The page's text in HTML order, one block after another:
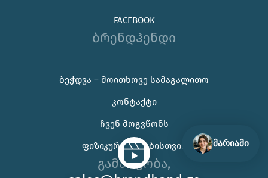
FACEBOOK
ბრენდჰენდი
ᲑᲔᲭᲓᲕᲐ – ᲛᲝᲘᲗᲮᲝᲕᲔ ᲡᲐᲛᲐᲒᲐᲚᲘᲗᲝ
ᲙᲝᲜᲢᲐᲥᲢᲘ
ᲩᲕᲔᲜ ᲛᲝᲒᲕᲬᲝᲜᲡ
ᲤᲘᲖᲘᲙᲣᲠᲘ ᲞᲘᲠᲔᲑᲘᲡᲗᲕᲘᲡ
გამარჯობა,
მარიამი
🌊 უჰ, ამ ცხელ ზაფხულს თუ კორპორატიული
დახმარება გჭირდებათ, იცოდეთ აქ ვარ 😊